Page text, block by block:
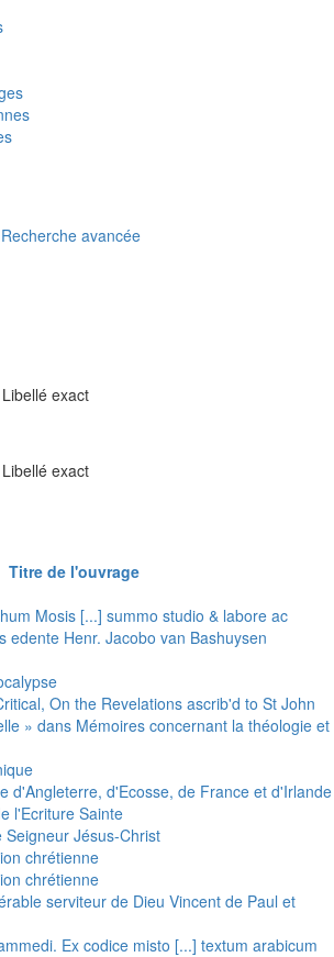
Recherche avancée
Libellé exact
Libellé exact
Titre de l'ouvrage
Mosis [...] summo studio & labore ac
edente Henr. Jacobo van Bashuysen
On the Revelations ascrib'd to St John
» dans Mémoires concernant la théologie et
d'Angleterre, d'Ecosse, de France et d'Irlande
l'Ecriture Sainte
Jésus-Christ
chrétienne
chrétienne
serviteur de Dieu Vincent de Paul et
Ex codice misto [...] textum arabicum